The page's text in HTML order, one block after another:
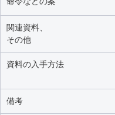
関連資料、
その他
資料の入手方法
備考